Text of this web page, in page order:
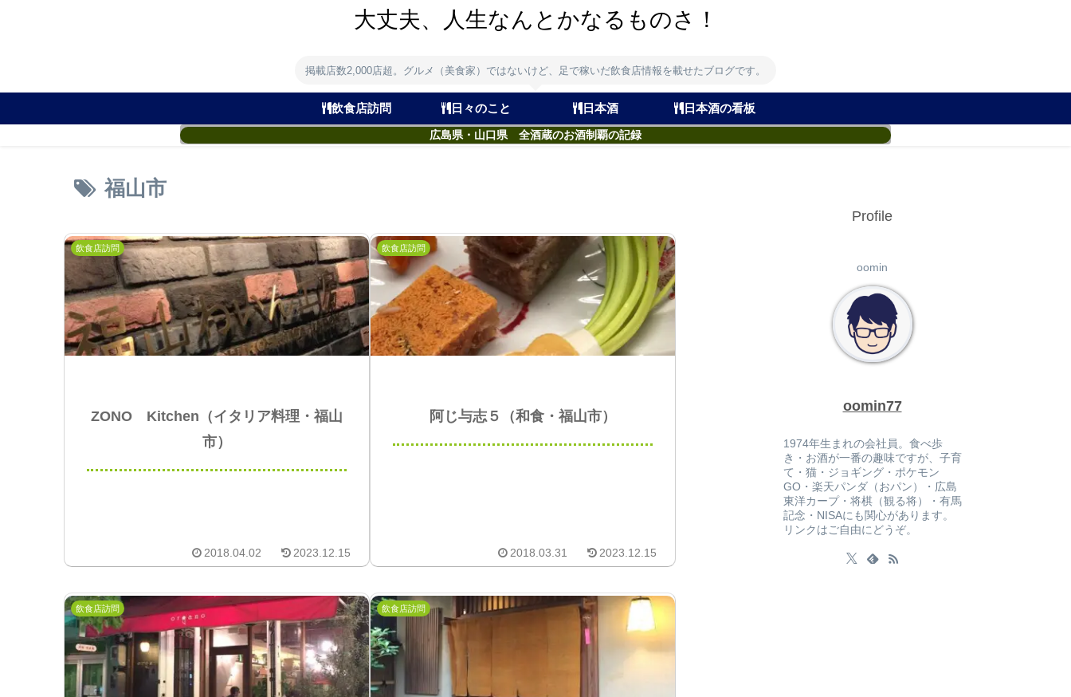
大丈夫、人生なんとかなるものさ！
掲載店数2,000店超。グルメ（美食家）ではないけど、足で稼いだ飲食店情報を載せたブログです。
飲食店訪問 日々のこと 日本酒 日本酒の看板
広島県・山口県 全酒蔵のお酒制覇の記録
福山市
飲食店訪問
ZONO Kitchen（イタリア料理・福山
市）
2018.04.02 2023.12.15
飲食店訪問
阿じ与志５（和食・福山市）
2018.03.31 2023.12.15
飲食店訪問 飲食店訪問
Profile
oomin
oomin77
1974年生まれの会社員。食べ歩
き・お酒が一番の趣味ですが、子育
て・猫・ジョギング・ポケモン
GO・楽天パンダ（おパン）・広島
東洋カープ・将棋（観る将）・有馬
記念・NISAにも関心があります。
リンクはご自由にどうぞ。